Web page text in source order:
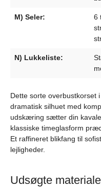
M) Seler:
6
N) Lukkeliste:
Dette sorte overbustkorset
dramatisk silhuet med
udskæring sætter din
klassiske timeglasform
Et raffineret blikfang til
lejligheder.
Udsøgte